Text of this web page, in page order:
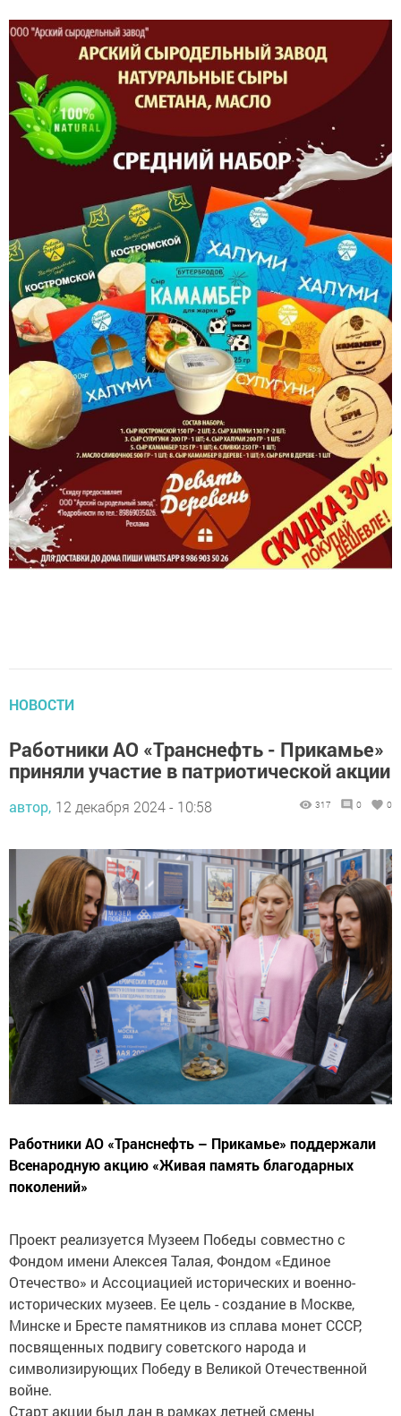
НОВОСТИ
Работники АО «Транснефть - Прикамье»
приняли участие в патриотической акции
автор, 12 декабря 2024 - 10:58
Работники АО «Транснефть – Прикамье» поддержали
Всенародную акцию «Живая память благодарных
поколений»
Проект реализуется Музеем Победы совместно с
Фондом имени Алексея Талая, Фондом «Единое
Отечество» и Ассоциацией исторических и военно-
исторических музеев. Ее цель - создание в Москве,
Минске и Бресте памятников из сплава монет СССР,
посвященных подвигу советского народа и
символизирующих Победу в Великой Отечественной
войне.
Старт акции был дан в рамках летней смены